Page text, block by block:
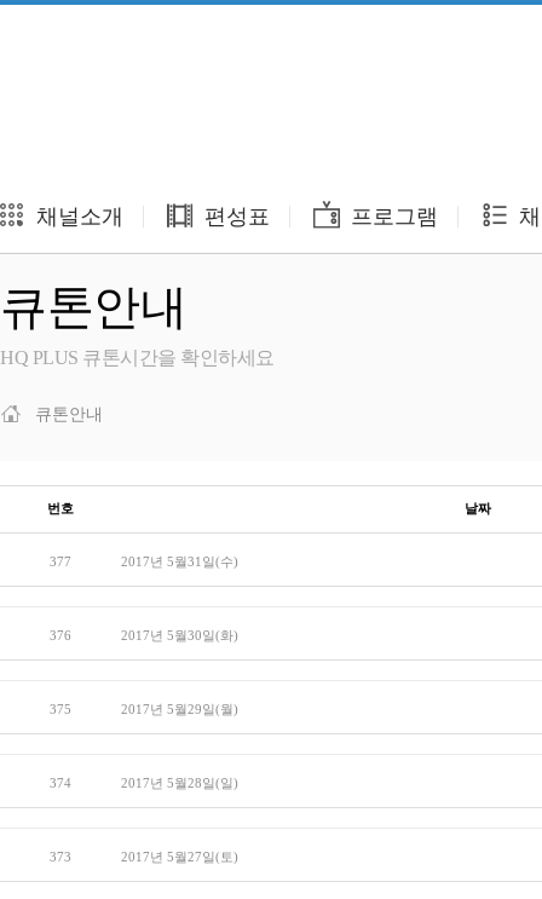
채널소개 편성표 프로그램
큐톤안내
HQ PLUS 큐톤시간을 확인하세요
큐톤안내
번호 날짜
377 2017년 5월31일(수)
376 2017년 5월30일(화)
375 2017년 5월29일(월)
374 2017년 5월28일(일)
373 2017년 5월27일(토)